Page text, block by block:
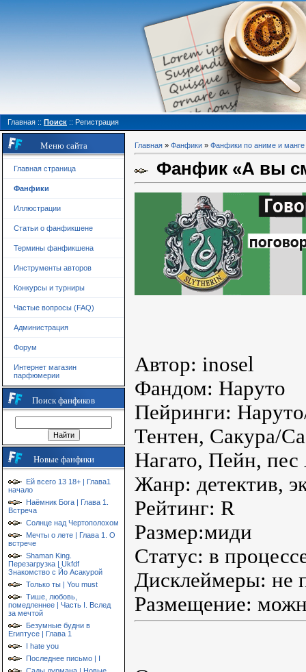
Главная :: Поиск :: Регистрация
Меню сайта
Главная страница
Фанфики
Иллюстрации
Статьи о фанфикшене
Термины фанфикшена
Инструменты авторов
Конкурсы и турниры
Частые вопросы (FAQ)
Администрация
Форум
Интернет магазин
парфюмерии
Поиск фанфиков
Новые фанфики
Ей всего 13 18+ | Глава1
начало
Наёмник Бога | Глава 1.
Встреча
Солнце над Чертополохом
Мечты о лете | Глава 1. О
встрече
Shaman King.
Перезагрузка | Ukfdf
Знакомство с Йо Асакурой
Только ты | You must
Тише, любовь,
помедленнее | Часть I. Вслед
за мечтой
Безумные будни в
Египтусе | Глава 1
I hate you
Последнее письмо | I
Главная » Фанфики » Фанфики по аниме и манге
Фанфик «А вы
Автор: inosel
Фандом: Наруто
Пейринги:
Тентен, Сакура/
Нагато, Пейн, пес
Жанр: детектив,
Рейтинг: R
Размер:миди
Статус: в
Дисклеймеры: не
Размещение: